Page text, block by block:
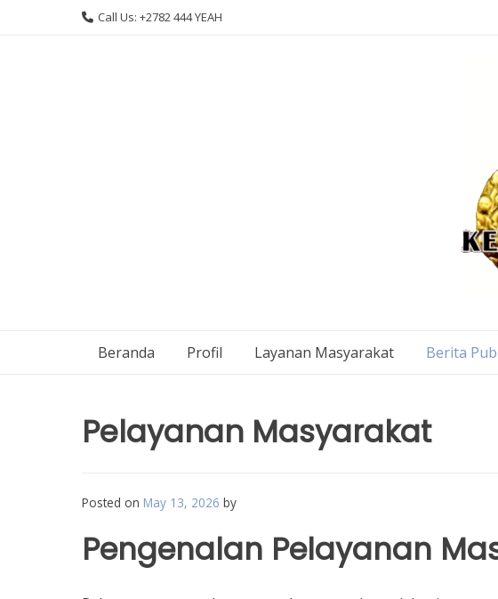
Call Us: +2782 444 YEAH
Beranda Profil Layanan Masyarakat Berita
Pelayanan Masyarakat
Posted on May 13, 2026 by
Pengenalan Pelayanan